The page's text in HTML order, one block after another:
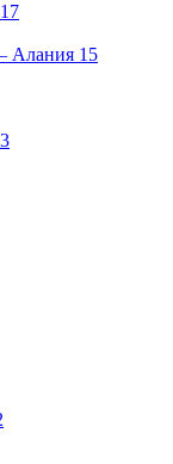
17
Алания 15